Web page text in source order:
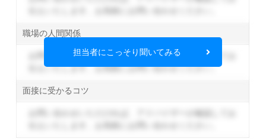
職場の人間関係
お問い合わせいただければ、アドバイザーが確認してお
伝えいたします。お気軽にお問い合わせください。
面接に受かるコツ
担当者にこっそり聞いてみる